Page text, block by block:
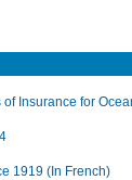
Insurance for
1919 (In French)